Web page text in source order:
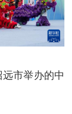
市举办的中